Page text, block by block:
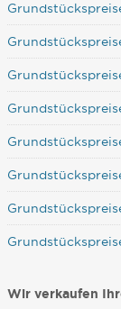
Wir verkaufen